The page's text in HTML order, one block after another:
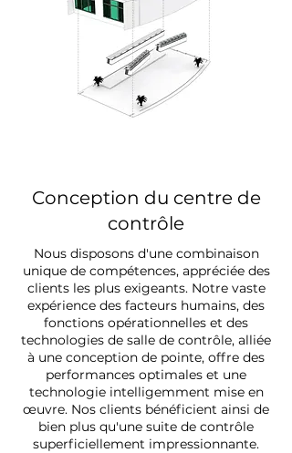
Conception du centre de
contrôle
Nous disposons d'une combinaison
unique de compétences, appréciée des
clients les plus exigeants. Notre vaste
expérience des facteurs humains, des
fonctions opérationnelles et des
technologies de salle de contrôle, alliée
à une conception de pointe, offre des
performances optimales et une
technologie intelligemment mise en
œuvre. Nos clients bénéficient ainsi de
bien plus qu'une suite de contrôle
superficiellement impressionnante.